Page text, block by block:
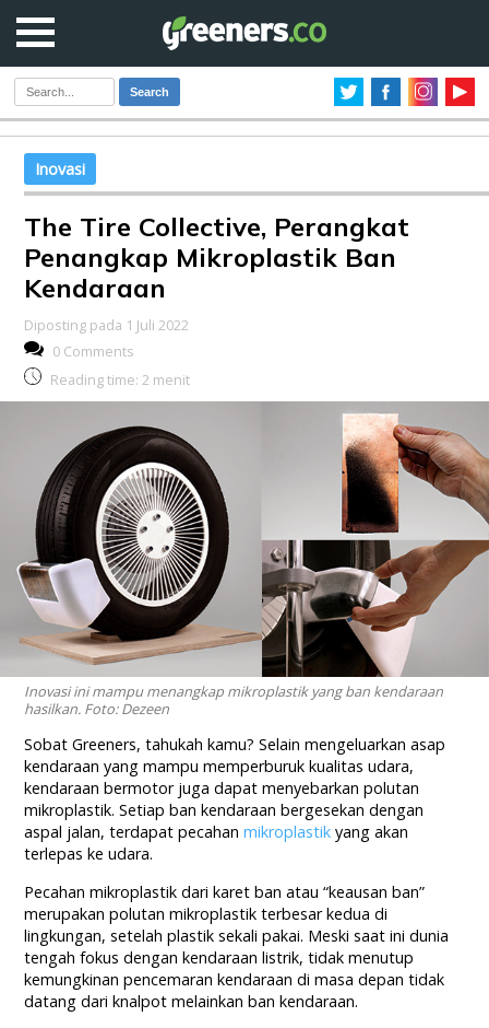
Search
Inovasi
The Tire Collective, Perangkat
Penangkap Mikroplastik Ban
Kendaraan
Diposting pada 1 Juli 2022
0 Comments
Reading time: 2 menit
Inovasi ini mampu menangkap mikroplastik yang ban kendaraan
hasilkan. Foto: Dezeen
Sobat Greeners, tahukah kamu? Selain mengeluarkan asap
kendaraan yang mampu memperburuk kualitas udara,
kendaraan bermotor juga dapat menyebarkan polutan
mikroplastik. Setiap ban kendaraan bergesekan dengan
aspal jalan, terdapat pecahanmikroplastik yang akan
terlepas ke udara.
Pecahan mikroplastik dari karet ban atau “keausan ban”
merupakan polutan mikroplastik terbesar kedua di
lingkungan, setelah plastik sekali pakai. Meski saat ini dunia
tengah fokus dengan kendaraan listrik, tidak menutup
kemungkinan pencemaran kendaraan di masa depan tidak
datang dari knalpot melainkan ban kendaraan.